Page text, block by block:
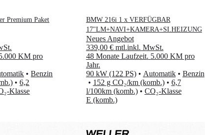
Premium Paket
KM pro
• Benzin
• 6,2
Klasse
BMW 216i 1 x VERFÜGBAR
17"LM+NAVI+KAMERA+SI.HEIZUNG
Neues Angebot
339,00 € mtl.inkl. MwSt.
48 Monate Laufzeit. 5.000 KM pro
Jahr.
90 kW (122 PS) • Automatik • Benzin
• 152 g CO₂/km (komb.) • 6,7
l/100km (komb.) • CO₂-Klasse
E (komb.)